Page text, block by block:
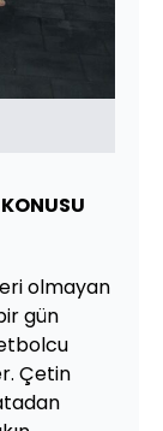
olmayan
gün
Çetin